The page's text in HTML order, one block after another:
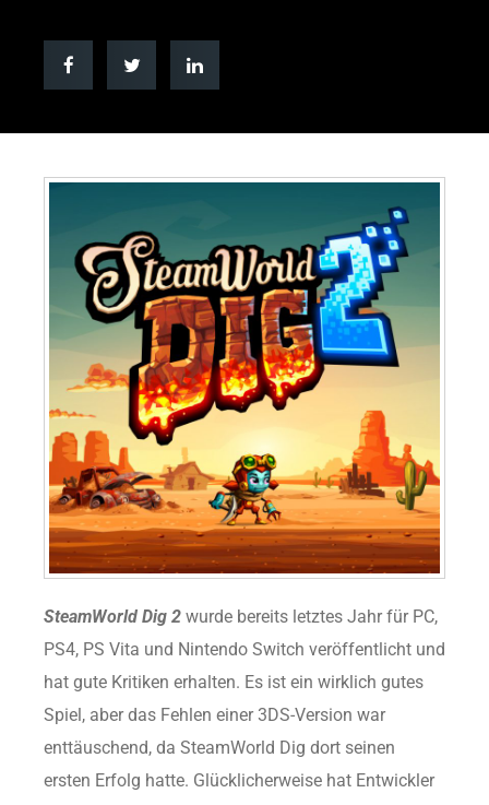
SteamWorld Dig 2 wurde bereits letztes Jahr für PC,
PS4, PS Vita und Nintendo Switch veröffentlicht und
hat gute Kritiken erhalten. Es ist ein wirklich gutes
Spiel, aber das Fehlen einer 3DS-Version war
enttäuschend, da SteamWorld Dig dort seinen
ersten Erfolg hatte. Glücklicherweise hat Entwickler